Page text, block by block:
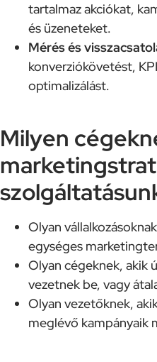
tartalmaz akciókat,
és üzeneteket.
Mérés és
konverziókövetést,
optimalizálást.
Milyen
Olyan
egységes
Olyan cégeknek, akik
vezetnek be, vagy
Olyan vezetőknek,
meglévő kampányaik